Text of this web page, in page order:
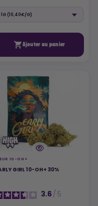
Ajouter au panier
10-OH+
GIRL 10-OH+ 30%
3.6/ 5